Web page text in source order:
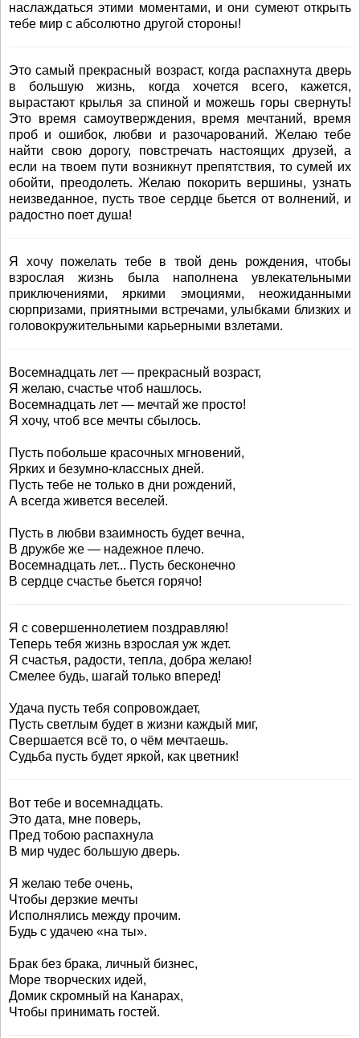
наслаждаться этими моментами, и они сумеют открыть
тебе мир с абсолютно другой стороны!
Это самый прекрасный возраст, когда распахнута дверь
в большую жизнь, когда хочется всего, кажется,
вырастают крылья за спиной и можешь горы свернуть!
Это время самоутверждения, время мечтаний, время
проб и ошибок, любви и разочарований. Желаю тебе
найти свою дорогу, повстречать настоящих друзей, а
если на твоем пути возникнут препятствия, то сумей их
обойти, преодолеть. Желаю покорить вершины, узнать
неизведанное, пусть твое сердце бьется от волнений, и
радостно поет душа!
Я хочу пожелать тебе в твой день рождения, чтобы
взрослая жизнь была наполнена увлекательными
приключениями, яркими эмоциями, неожиданными
сюрпризами, приятными встречами, улыбками близких и
головокружительными карьерными взлетами.
Восемнадцать лет — прекрасный возраст,
Я желаю, счастье чтоб нашлось.
Восемнадцать лет — мечтай же просто!
Я хочу, чтоб все мечты сбылось.
Пусть побольше красочных мгновений,
Ярких и безумно-классных дней.
Пусть тебе не только в дни рождений,
А всегда живется веселей.
Пусть в любви взаимность будет вечна,
В дружбе же — надежное плечо.
Восемнадцать лет... Пусть бесконечно
В сердце счастье бьется горячо!
Я с совершеннолетием поздравляю!
Теперь тебя жизнь взрослая уж ждет.
Я счастья, радости, тепла, добра желаю!
Смелее будь, шагай только вперед!
Удача пусть тебя сопровождает,
Пусть светлым будет в жизни каждый миг,
Свершается всё то, о чём мечтаешь.
Судьба пусть будет яркой, как цветник!
Вот тебе и восемнадцать.
Это дата, мне поверь,
Пред тобою распахнула
В мир чудес большую дверь.
Я желаю тебе очень,
Чтобы дерзкие мечты
Исполнялись между прочим.
Будь с удачею «на ты».
Брак без брака, личный бизнес,
Море творческих идей,
Домик скромный на Канарах,
Чтобы принимать гостей.